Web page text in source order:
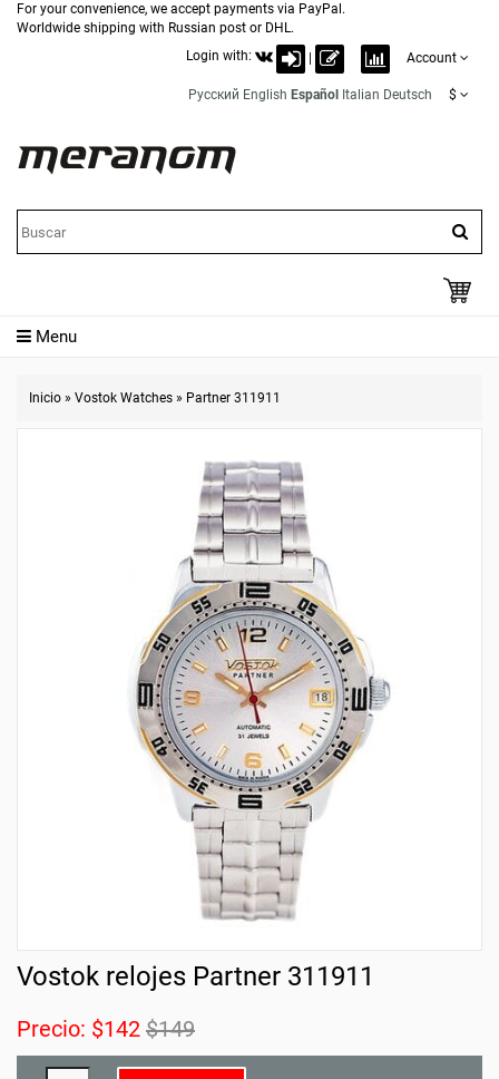
For your convenience, we accept payments via PayPal.
Worldwide shipping with Russian post or DHL.
Login with:
Account
Русский English Español Italian Deutsch $
Menu
Inicio » Vostok Watches » Partner 311911
Vostok relojes Partner 311911
Precio: $142 $149